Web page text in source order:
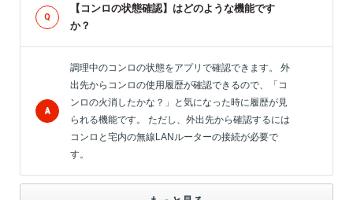
【コンロの状態確認】はどのような機能です
か？
調理中のコンロの状態をアプリで確認できます。 外
出先からコンロの使用履歴が確認できるので、「コ
ンロの火消したかな？」と気になった時に履歴が見
られる機能です。 ただし、外出先から確認するには
コンロと宅内の無線LANルーターの接続が必要で
す。